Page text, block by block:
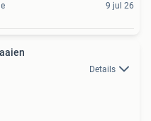
9 jul 26
Details